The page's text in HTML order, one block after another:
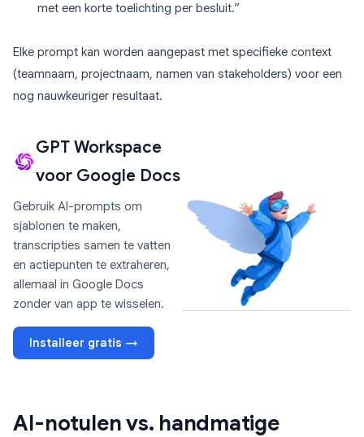
met een korte toelichting per besluit.”
Elke prompt kan worden aangepast met specifieke context
(teamnaam, projectnaam, namen van stakeholders) voor een
nog nauwkeuriger resultaat.
GPT Workspace
voor Google Docs
Gebruik AI-prompts om
sjablonen te maken,
transcripties samen te vatten
en actiepunten te extraheren,
allemaal in Google Docs
zonder van app te wisselen.
Installeer gratis →
AI-notulen vs. handmatige